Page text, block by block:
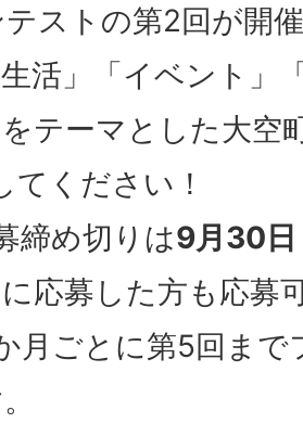
ストの第2回が開
生活」「イベント」
をテーマとした大
てください！
締め切りは9月30日
応募した方も応募
月ごとに第5回ま